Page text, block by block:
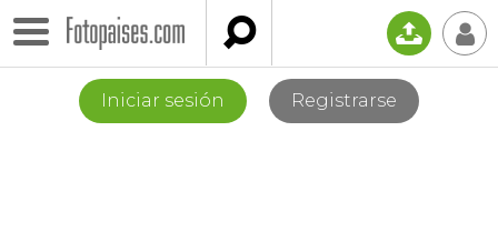
 📤 👤
Iniciar sesión Registrarse